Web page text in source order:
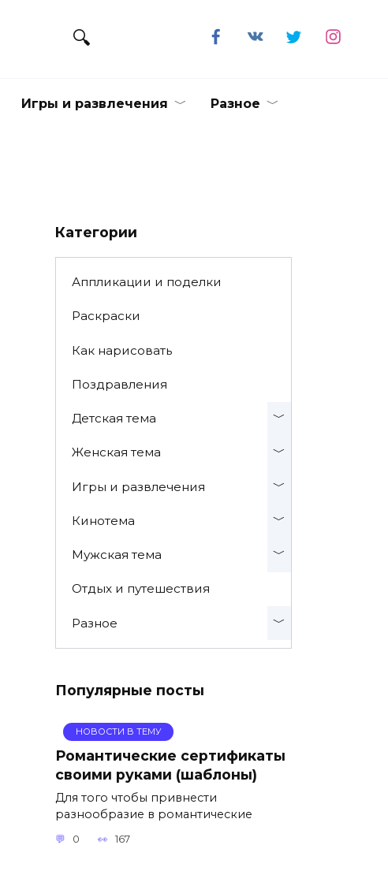
Игры и развлечения Разное
Категории
Аппликации и поделки
Раскраски
Как нарисовать
Поздравления
Детская тема
Женская тема
Игры и развлечения
Кинотема
Мужская тема
Отдых и путешествия
Разное
Популярные посты
НОВОСТИ В ТЕМУ
Романтические сертификаты
своими руками (шаблоны)
Для того чтобы привнести
разнообразие в романтические
0 167